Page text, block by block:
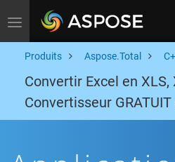
Toggle navigation
Produits Aspose.Total
Convertir Excel en XLS,
Convertisseur GRATUIT